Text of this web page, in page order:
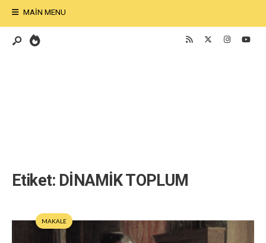
MAIN MENU
Etiket: DİNAMİK TOPLUM
MAKALE